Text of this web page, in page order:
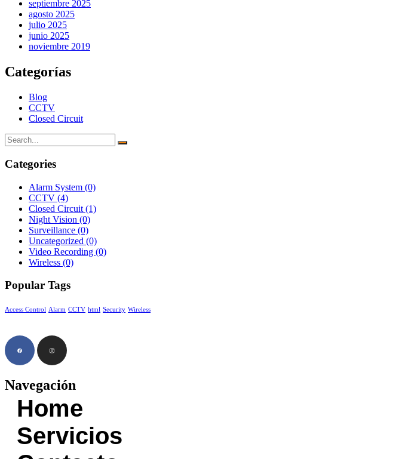
septiembre 2025
agosto 2025
julio 2025
junio 2025
noviembre 2019
Categorías
Blog
CCTV
Closed Circuit
Categories
Alarm System (0)
CCTV (4)
Closed Circuit (1)
Night Vision (0)
Surveillance (0)
Uncategorized (0)
Video Recording (0)
Wireless (0)
Popular Tags
Access Control Alarm CCTV html Security Wireless
Navegación
Home
Servicios